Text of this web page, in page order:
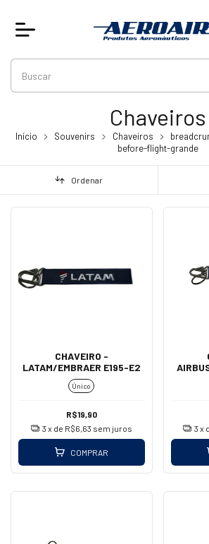
Chaveiros
Início Souvenirs Chaveiros
before-flight-grande
Ordenar
CHAVEIRO -
LATAM/EMBRAER E195-E2
Único
R$19,90
3 x de R$6,63 sem juros
COMPRAR
3 x